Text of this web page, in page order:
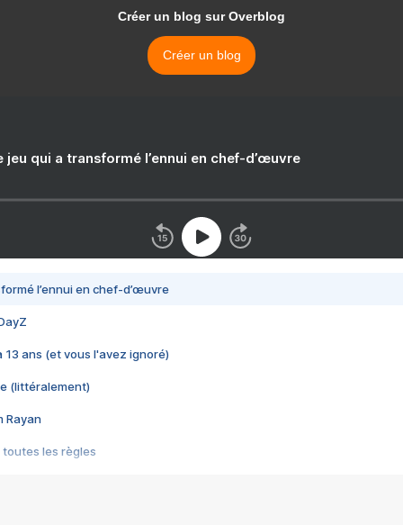
Créer un blog sur Overblog
Créer un blog
jeu qui a transformé l’ennui en chef-d’œuvre
l’ennui en chef-d’œuvre
13 ans (et vous l'avez ignoré)
(littéralement)
Rayan
toutes les règles